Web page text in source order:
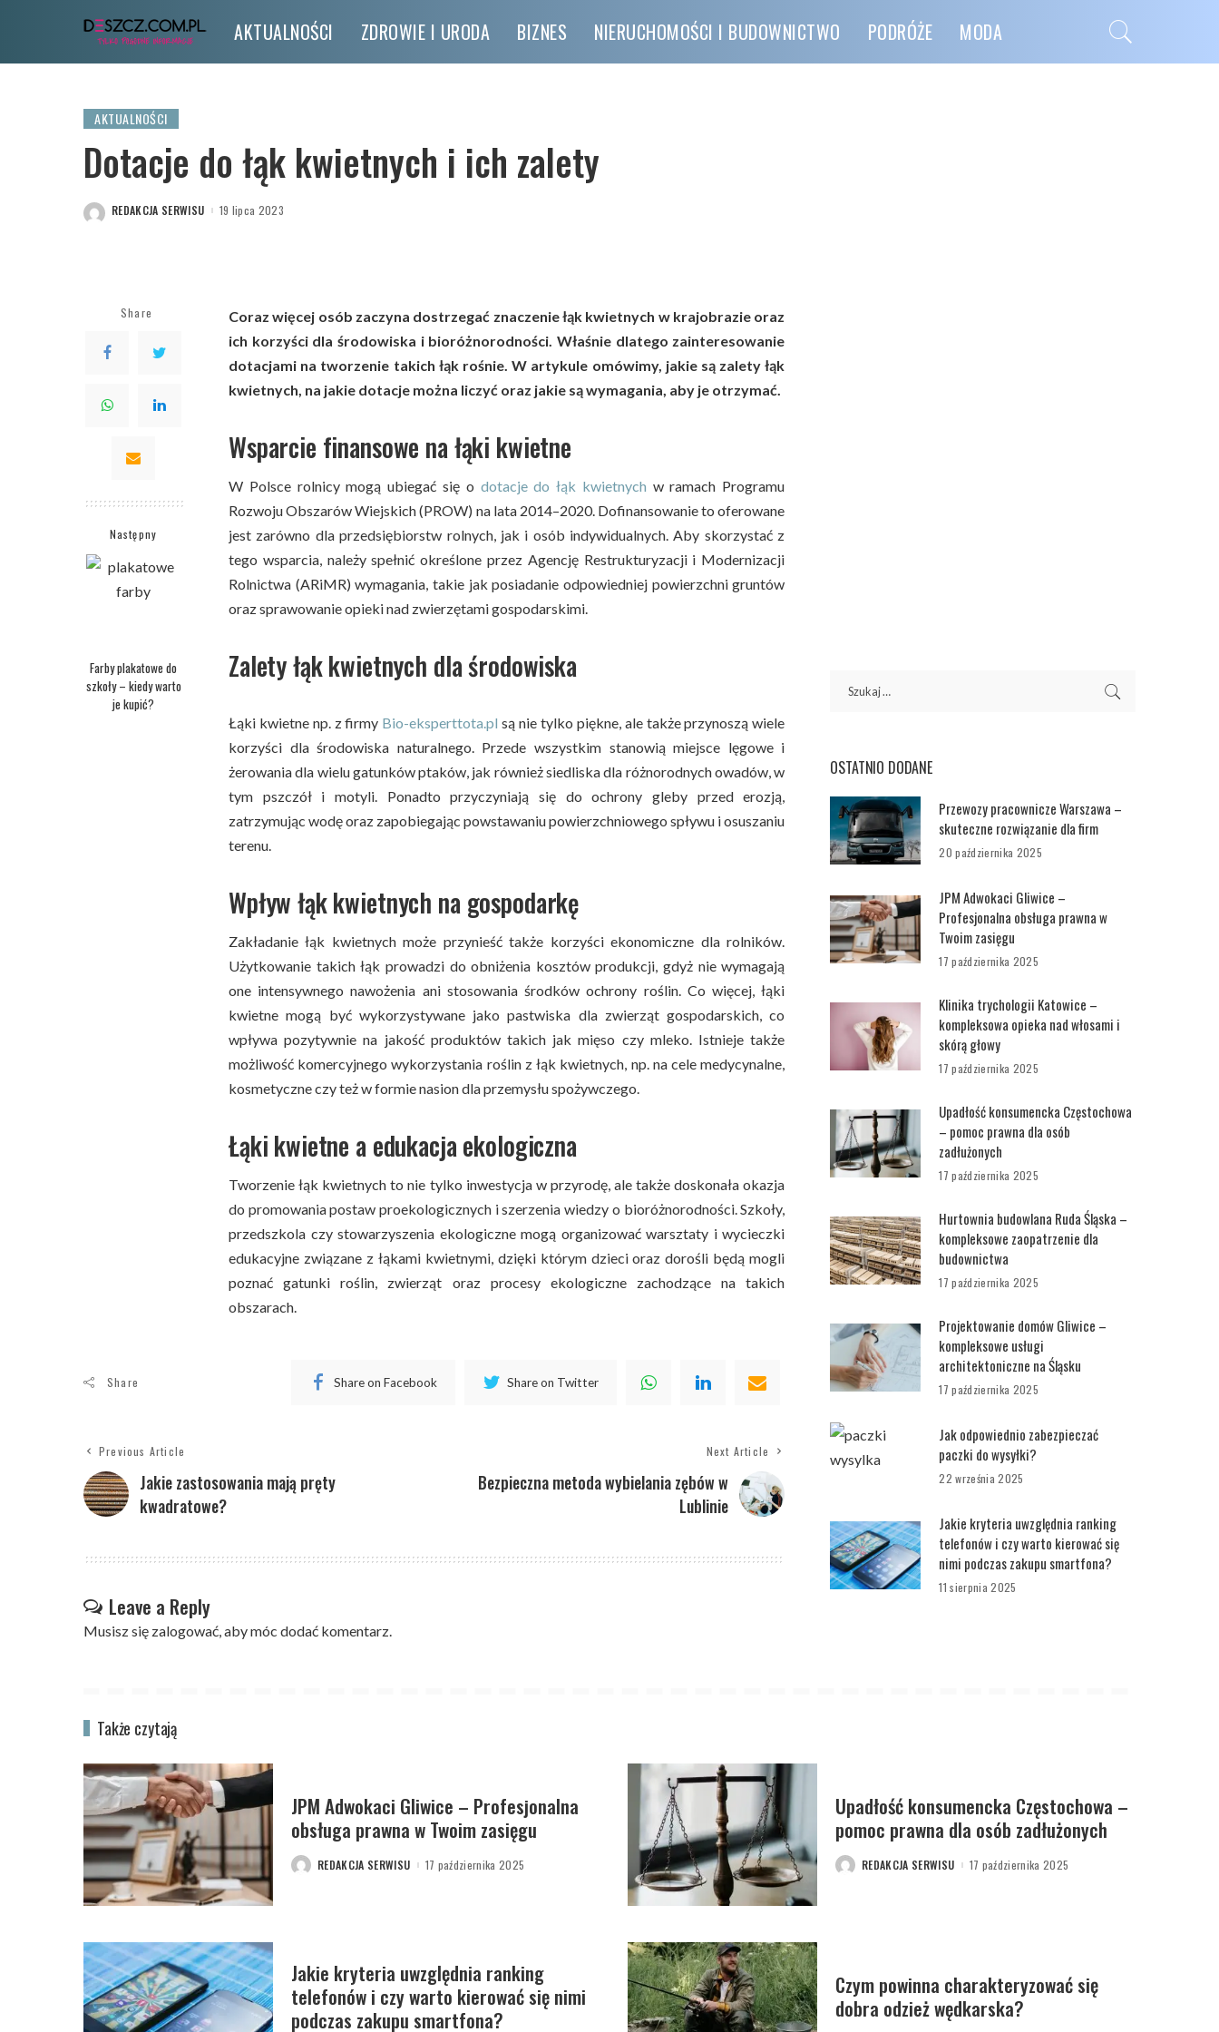
AKTUALNOŚCI ZDROWIE I URODA BIZNES NIERUCHOMOŚCI I BUDOWNICTWO PODRÓŻE MODA
AKTUALNOŚCI
Dotacje do łąk kwietnych i ich zalety
POSTED
REDAKCJA SERWISU 19 lipca 2023
Share
Następny
Farby plakatowe do
szkoły – kiedy warto
je kupić?
Coraz więcej osób zaczyna dostrzegać znaczenie łąk kwietnych w krajobrazie oraz
ich korzyści dla środowiska i bioróżnorodności. Właśnie dlatego zainteresowanie
dotacjami na tworzenie takich łąk rośnie. W artykule omówimy, jakie są zalety łąk
kwietnych, na jakie dotacje można liczyć oraz jakie są wymagania, aby je otrzymać.
Wsparcie finansowe na łąki kwietne
W Polsce rolnicy mogą ubiegać się o dotacje do łąk kwietnych w ramach Programu
Rozwoju Obszarów Wiejskich (PROW) na lata 2014–2020. Dofinansowanie to oferowane
jest zarówno dla przedsiębiorstw rolnych, jak i osób indywidualnych. Aby skorzystać z
tego wsparcia, należy spełnić określone przez Agencję Restrukturyzacji i Modernizacji
Rolnictwa (ARiMR) wymagania, takie jak posiadanie odpowiedniej powierzchni gruntów
oraz sprawowanie opieki nad zwierzętami gospodarskimi.
Zalety łąk kwietnych dla środowiska
Łąki kwietne np. z firmy Bio-eksperttota.pl są nie tylko piękne, ale także przynoszą wiele
korzyści dla środowiska naturalnego. Przede wszystkim stanowią miejsce lęgowe i
żerowania dla wielu gatunków ptaków, jak również siedliska dla różnorodnych owadów, w
tym pszczół i motyli. Ponadto przyczyniają się do ochrony gleby przed erozją,
zatrzymując wodę oraz zapobiegając powstawaniu powierzchniowego spływu i osuszaniu
terenu.
Wpływ łąk kwietnych na gospodarkę
Zakładanie łąk kwietnych może przynieść także korzyści ekonomiczne dla rolników.
Użytkowanie takich łąk prowadzi do obniżenia kosztów produkcji, gdyż nie wymagają
one intensywnego nawożenia ani stosowania środków ochrony roślin. Co więcej, łąki
kwietne mogą być wykorzystywane jako pastwiska dla zwierząt gospodarskich, co
wpływa pozytywnie na jakość produktów takich jak mięso czy mleko. Istnieje także
możliwość komercyjnego wykorzystania roślin z łąk kwietnych, np. na cele medycynalne,
kosmetyczne czy też w formie nasion dla przemysłu spożywczego.
Łąki kwietne a edukacja ekologiczna
Tworzenie łąk kwietnych to nie tylko inwestycja w przyrodę, ale także doskonała okazja
do promowania postaw proekologicznych i szerzenia wiedzy o bioróżnorodności. Szkoły,
przedszkola czy stowarzyszenia ekologiczne mogą organizować warsztaty i wycieczki
edukacyjne związane z łąkami kwietnymi, dzięki którym dzieci oraz dorośli będą mogli
poznać gatunki roślin, zwierząt oraz procesy ekologiczne zachodzące na takich
obszarach.
Share Share on Facebook Share on Twitter
Previous Article
Jakie zastosowania mają pręty
kwadratowe?
Next Article
Bezpieczna metoda wybielania zębów w
Lublinie
Leave a Reply
Musisz się zalogować, aby móc dodać komentarz.
OSTATNIO DODANE
Przewozy pracownicze Warszawa –
skuteczne rozwiązanie dla firm
20 października 2025
JPM Adwokaci Gliwice –
Profesjonalna obsługa prawna w
Twoim zasięgu
17 października 2025
Klinika trychologii Katowice –
kompleksowa opieka nad włosami i
skórą głowy
17 października 2025
Upadłość konsumencka Częstochowa
– pomoc prawna dla osób
zadłużonych
17 października 2025
Hurtownia budowlana Ruda Śląska –
kompleksowe zaopatrzenie dla
budownictwa
17 października 2025
Projektowanie domów Gliwice –
kompleksowe usługi
architektoniczne na Śląsku
17 października 2025
Jak odpowiednio zabezpieczać
paczki do wysyłki?
22 września 2025
Jakie kryteria uwzględnia ranking
telefonów i czy warto kierować się
nimi podczas zakupu smartfona?
11 sierpnia 2025
Także czytają
JPM Adwokaci Gliwice – Profesjonalna
obsługa prawna w Twoim zasięgu
POSTEDREDAKCJA SERWISU 17 października 2025
Upadłość konsumencka Częstochowa –
pomoc prawna dla osób zadłużonych
POSTEDREDAKCJA SERWISU 17 października 2025
Jakie kryteria uwzględnia ranking
telefonów i czy warto kierować się nimi
podczas zakupu smartfona?
Czym powinna charakteryzować się
dobra odzież wędkarska?